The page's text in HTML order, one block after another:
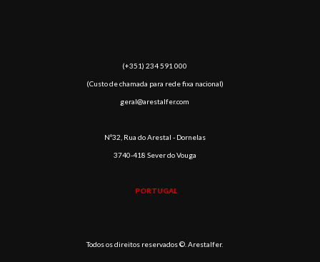
(​+351) 234 591 000
(Custo de chamada para rede fixa nacional)
geral@arestalfer.com
Nº32, Rua do Arestal - Dornelas
3740-418 Sever do Vouga
PORTUGAL
Todos os direitos reservados ©. Arestalfer.